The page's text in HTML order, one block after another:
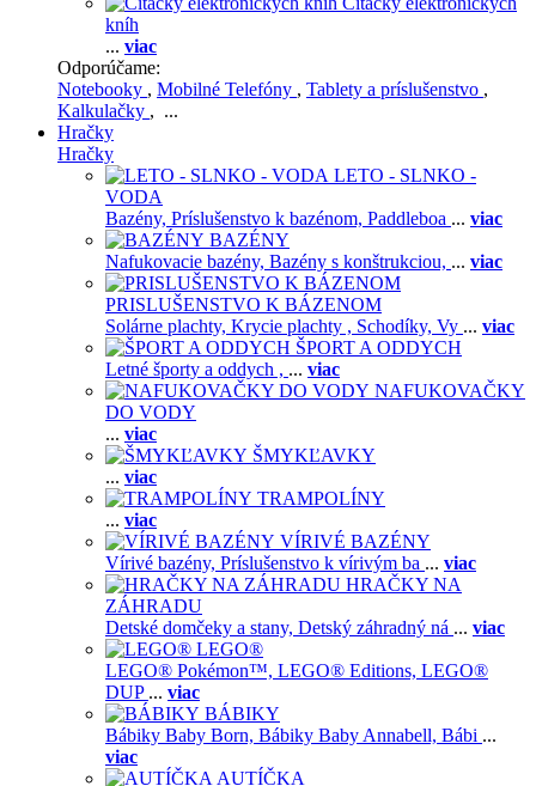
kníh
... viac
Odporúčame:
Notebooky , Mobilné Telefóny , Tablety a príslušenstvo ,
Kalkulačky , ...
Hračky
Hračky
LETO - SLNKO -
VODA
Bazény, Príslušenstvo k bazénom, Paddleboa ... viac
BAZÉNY
Nafukovacie bazény, Bazény s konštrukciou, ... viac
PRISLUŠENSTVO K BÁZENOM
Solárne plachty, Krycie plachty , Schodíky, Vy ... viac
ŠPORT A ODDYCH
Letné športy a oddych , ... viac
NAFUKOVAČKY
DO VODY
... viac
ŠMYKĽAVKY
... viac
TRAMPOLÍNY
... viac
VÍRIVÉ BAZÉNY
Vírivé bazény, Príslušenstvo k vírivým ba ... viac
HRAČKY NA
ZÁHRADU
Detské domčeky a stany, Detský záhradný ná ... viac
LEGO®
LEGO® Pokémon™, LEGO® Editions, LEGO®
DUP ... viac
BÁBIKY
Bábiky Baby Born, Bábiky Baby Annabell, Bábi ...
viac
AUTÍČKA